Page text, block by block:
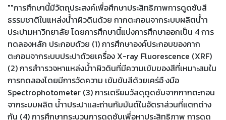
""การศึกษานี้มีวัตถุประสงค์เพื่อศึกษาประสิทธิภาพการดูดซับสี
ธรรมชาติในแหล่งน้ำาผิวดินด้วย กากตะกอนจากระบบผลิตน้ำา
ประปามหาวิทยาลัย โดยการศึกษานี้แบ่งการศึกษาออกเป็น 4 การ
ทดลองหลัก ประกอบด้วย (1) การศึกษาองค์ประกอบของกาก
ตะกอนจากระบบประปาด้วยเครื่อง X-ray Fluorescence (XRF)
(2) การสำารวจหาแหล่งน้ำาผิวดินที่มีความเข้มของสีที่เหมาะสมใน
การทดลองโดยมีการวัดความ เข้มข้นสีด้วยเคร่อื งมือ
Spectrophotometer (3) การเตรียมวัสดุดูดซับจากกากตะกอน
จากระบบผลิต น้ำาประปาและถ่านกัมมันต์ในอัตราส่วนที่แตกต่าง
กัน (4) การศึกษากระบวนการดูดซับเพื่อหาประสิทธิภาพ การดูด